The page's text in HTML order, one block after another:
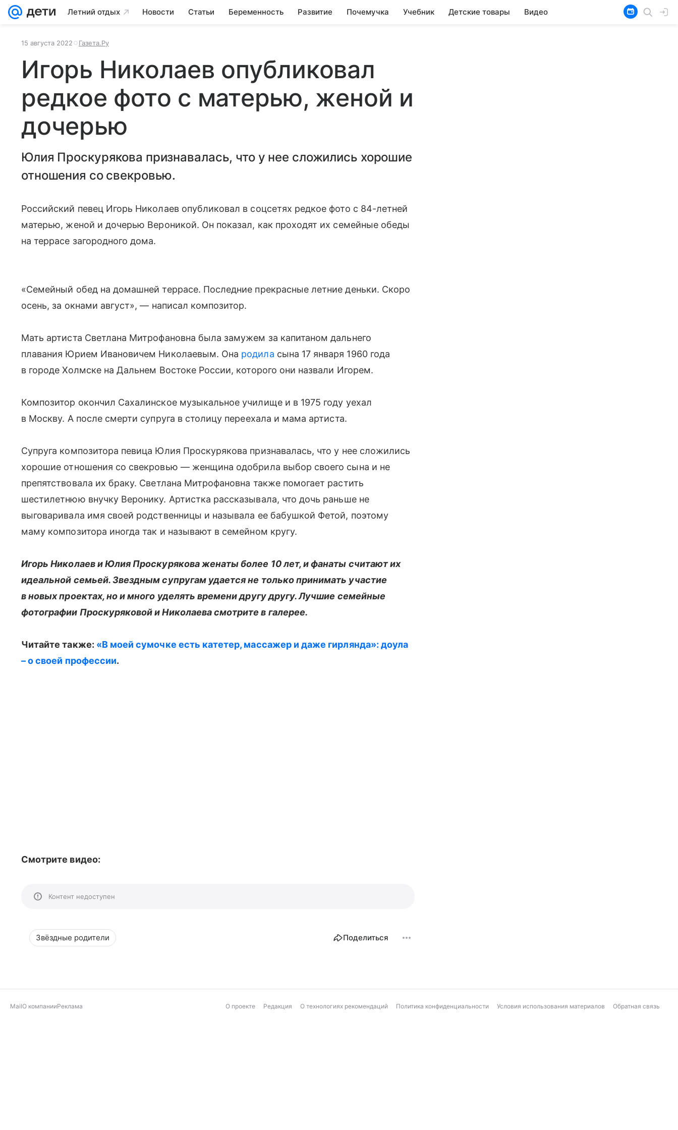
Летний отдых Новости Статьи Беременность Развитие Почемучка Учебник Детские товары Видео
15 августа 2022 Газета.Ру
Игорь Николаев опубликовал
редкое фото с матерью, женой и
дочерью
Юлия Проскурякова признавалась, что у нее сложились хорошие
отношения со свекровью.
Российский певец Игорь Николаев опубликовал в соцсетях редкое фото с 84-летней
матерью, женой и дочерью Вероникой. Он показал, как проходят их семейные обеды
на террасе загородного дома.
«Семейный обед на домашней террасе. Последние прекрасные летние деньки. Скоро
осень, за окнами август», — написал композитор.
Мать артиста Светлана Митрофановна была замужем за капитаном дальнего
плавания Юрием Ивановичем Николаевым. Она родила сына 17 января 1960 года
в городе Холмске на Дальнем Востоке России, которого они назвали Игорем.
Композитор окончил Сахалинское музыкальное училище и в 1975 году уехал
в Москву. А после смерти супруга в столицу переехала и мама артиста.
Супруга композитора певица Юлия Проскурякова признавалась, что у нее сложились
хорошие отношения со свекровью — женщина одобрила выбор своего сына и не
препятствовала их браку. Светлана Митрофановна также помогает растить
шестилетнюю внучку Веронику. Артистка рассказывала, что дочь раньше не
выговаривала имя своей родственницы и называла ее бабушкой Фетой, поэтому
маму композитора иногда так и называют в семейном кругу.
Игорь Николаев и Юлия Проскурякова женаты более 10 лет, и фанаты считают их
идеальной семьей. Звездным супругам удается не только принимать участие
в новых проектах, но и много уделять времени другу другу. Лучшие семейные
фотографии Проскуряковой и Николаева смотрите в галерее.
Читайте также: «В моей сумочке есть катетер, массажер и даже гирлянда»: доула
– о своей профессии.
Смотрите видео:
Контент недоступен
Звёздные родители Поделиться
MailО компанииРеклама О проекте Редакция О технологиях рекомендаций Политика конфиденциальности Условия использования материалов Обратная связь